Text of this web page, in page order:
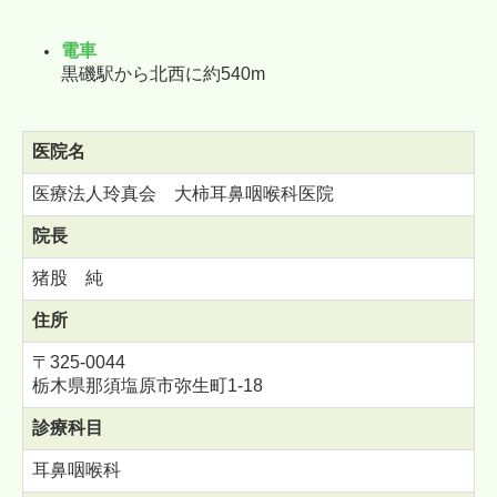
電車
黒磯駅から北西に約540m
医院名
医療法人玲真会 大柿耳鼻咽喉科医院
院長
猪股 純
住所
〒325-0044
栃木県那須塩原市弥生町1-18
診療科目
耳鼻咽喉科